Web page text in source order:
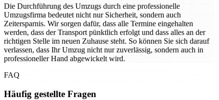
Die Durchführung des Umzugs durch eine professionelle
Umzugsfirma bedeutet nicht nur Sicherheit, sondern auch
Zeitersparnis. Wir sorgen dafür, dass alle Termine eingehalten
werden, dass der Transport pünktlich erfolgt und dass alles an der
richtigen Stelle im neuen Zuhause steht. So können Sie sich darauf
verlassen, dass Ihr Umzug nicht nur zuverlässig, sondern auch in
professioneller Hand abgewickelt wird.
FAQ
Häufig gestellte Fragen